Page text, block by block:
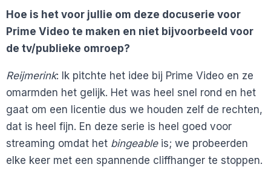
Hoe is het voor jullie om deze docuserie voor
Prime Video te maken en niet bijvoorbeeld voor
de tv/publieke omroep?
Reijmerink: Ik pitchte het idee bij Prime Video en ze
omarmden het gelijk. Het was heel snel rond en het
gaat om een licentie dus we houden zelf de rechten,
dat is heel fijn. En deze serie is heel goed voor
streaming omdat het bingeableis; we probeerden
elke keer met een spannende cliffhanger te stoppen.